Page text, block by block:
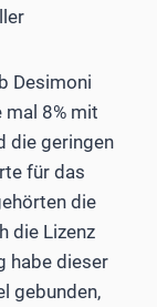
Desimoni
8% mit
die geringen
für das
die
die Lizenz
habe dieser
gebunden,